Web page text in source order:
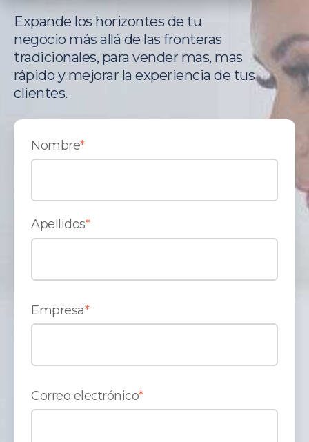
Expande los horizontes de tu
negocio más allá de las fronteras
tradicionales, para vender mas, mas
rápido y mejorar la experiencia de tus
clientes.
Nombre*
Apellidos*
Empresa*
Correo electrónico*